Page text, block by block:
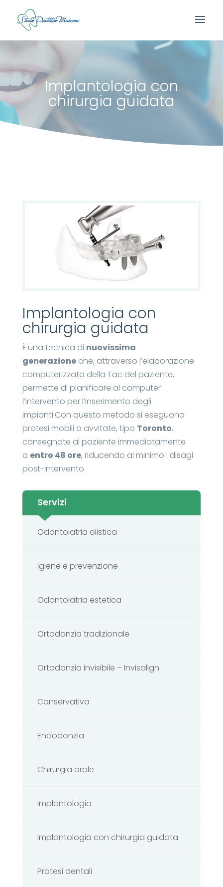
Implantologia con
chirurgia guidata
Implantologia con
chirurgia guidata
È una tecnica di nuovissima
generazioneche, attraverso l’elaborazione
computerizzata della Tac del paziente,
permette di pianificare al computer
l’intervento per l’inserimento degli
impianti.Con questo metodo si eseguono
protesi mobili o avvitate, tipo Toronto,
consegnate al paziente immediatamente
o entro 48 ore, riducendo al minimo i disagi
post-intervento.
Servizi
Odontoiatria olistica
Igiene e prevenzione
Odontoiatria estetica
Ortodonzia tradizionale
Ortodonzia invisibile – Invisalign
Conservativa
Endodonzia
Chirurgia orale
Implantologia
Implantologia con chirurgia guidata
Protesi dentali